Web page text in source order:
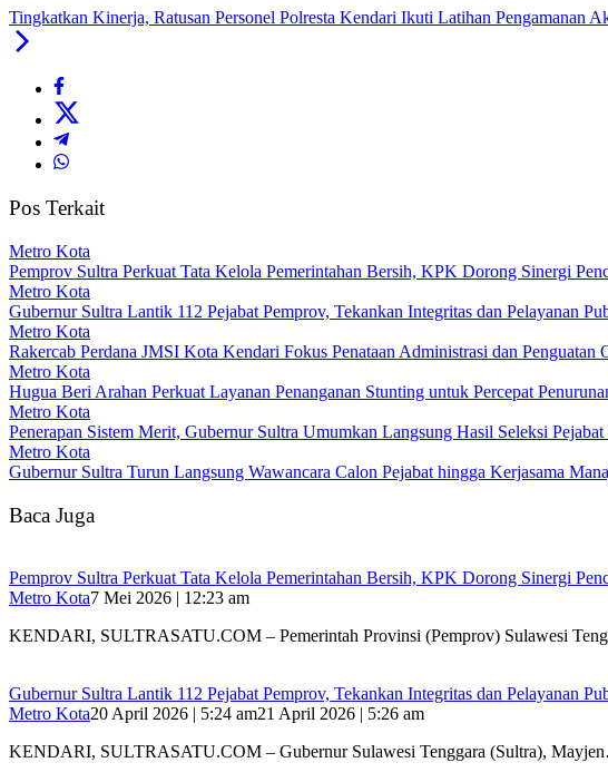
Tingkatkan Kinerja, Ratusan Personel Polresta Kendari Ikuti Latihan Pengamanan
Pos Terkait
Metro Kota
Pemprov Sultra Perkuat Tata Kelola Pemerintahan Bersih, KPK Dorong Sinergi
Metro Kota
Gubernur Sultra Lantik 112 Pejabat Pemprov, Tekankan Integritas dan Pelayanan
Metro Kota
Rakercab Perdana JMSI Kota Kendari Fokus Penataan Administrasi dan Penguatan
Metro Kota
Hugua Beri Arahan Perkuat Layanan Penanganan Stunting untuk Percepat
Metro Kota
Penerapan Sistem Merit, Gubernur Sultra Umumkan Langsung Hasil Seleksi
Metro Kota
Gubernur Sultra Turun Langsung Wawancara Calon Pejabat hingga Kerjasama
Baca Juga
Pemprov Sultra Perkuat Tata Kelola Pemerintahan Bersih, KPK Dorong Sinergi
Metro Kota7 Mei 2026 | 12:23 am
KENDARI, SULTRASATU.COM – Pemerintah Provinsi (Pemprov) Sulawesi
Gubernur Sultra Lantik 112 Pejabat Pemprov, Tekankan Integritas dan Pelayanan
Metro Kota20 April 2026 | 5:24 am21 April 2026 | 5:26 am
KENDARI, SULTRASATU.COM – Gubernur Sulawesi Tenggara (Sultra),